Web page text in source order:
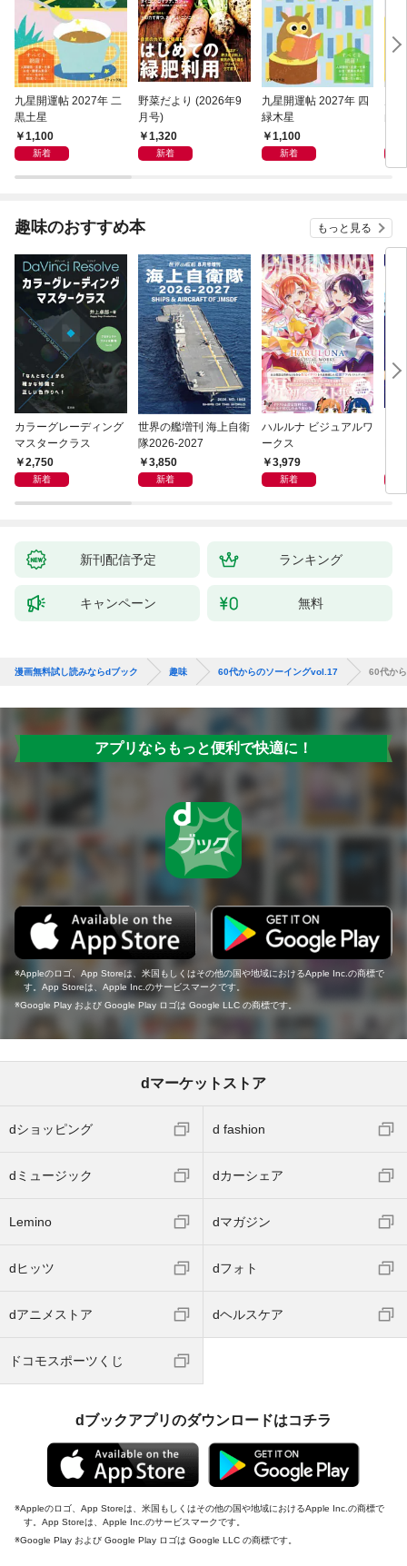
九星開運帖 2027年 二
黒土星
1,100
新着
野菜だより (2026年9
月号)
1,320
新着
九星開運帖 2027年 四
緑木星
1,100
新着
趣味のおすすめ本 もっと見る
カラーグレーディング
マスタークラス
2,750
新着
世界の艦増刊 海上自衛
隊2026-2027
3,850
新着
ハルルナ ビジュアルワ
ークス
3,979
新着
テム
新刊配信予定 ランキング
キャンペーン 無料
漫画無料試し読みならdブック 趣味 60代からのソーイングvol.17 60代か
アプリならもっと便利で快適に！
Appleのロゴ、App Storeは、米国もしくはその他の国や地域におけるApple Inc.の商標で
す。App Storeは、Apple Inc.のサービスマークです。
Google Play および Google Play ロゴは Google LLC の商標です。
dマーケットストア
dショッピング d fashion
dミュージック dカーシェア
Lemino dマガジン
dヒッツ dフォト
dアニメストア dヘルスケア
ドコモスポーツくじ
dブックアプリのダウンロードはコチラ
Appleのロゴ、App Storeは、米国もしくはその他の国や地域におけるApple Inc.の商標で
す。App Storeは、Apple Inc.のサービスマークです。
Google Play および Google Play ロゴは Google LLC の商標です。